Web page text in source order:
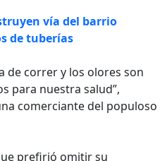
vía del barrio
de tuberías
de correr y los olores son
para nuestra salud”,
comerciante del populoso
prefirió omitir su